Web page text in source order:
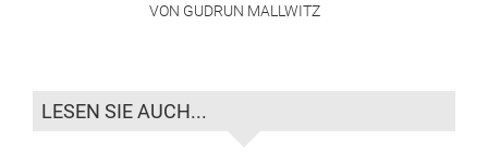
VON GUDRUN MALLWITZ
LESEN SIE AUCH...